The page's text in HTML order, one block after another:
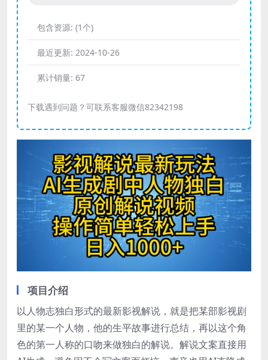
包含资源: (1个)
最近更新: 2024-10-26
累计销量: 67
下载遇到问题？可联系客服微信82342198
项目介绍
以人物志独白形式的最新影视解说，就是把某部影视剧
里的某一个人物，他的生平故事进行总结，再以这个角
色的第一人称的口吻来做独白的解说。解说文案直接用